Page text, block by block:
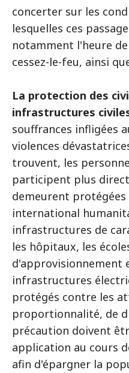
concerter sur les
lesquelles ces
notamment l'heure
cessez-le-feu, ainsi
La protection des
infrastructures
souffrances infligées
violences
trouvent, les
participent plus
demeurent
international
infrastructures de
les hôpitaux, les
d'approvisionnement
infrastructures
protégés contre les
proportionnalité, de
précaution doivent
application au cours
afin d'épargner la